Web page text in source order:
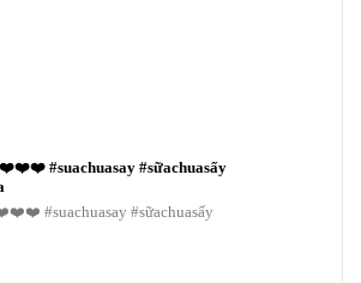
#suachuasay #sữachuasấy